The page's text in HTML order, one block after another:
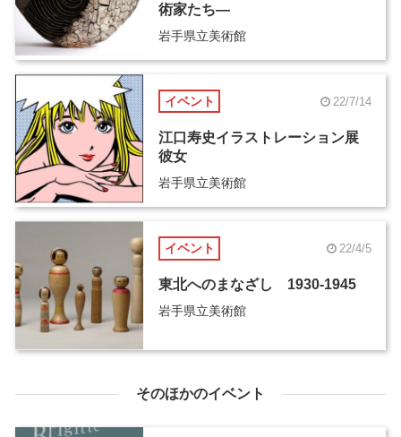
術家たち―
岩手県立美術館
イベント 22/7/14
江口寿史イラストレーション展
彼女
岩手県立美術館
イベント 22/4/5
東北へのまなざし 1930-1945
岩手県立美術館
そのほかのイベント